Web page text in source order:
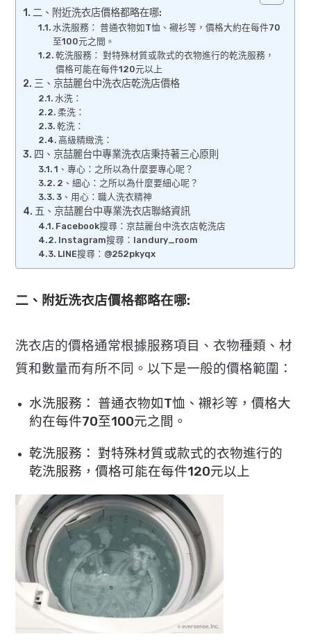
二、附近洗衣店價格都略在哪:
水洗服務： 普通衣物如T恤、襯衫等，價格大約在每件70
至100元之間。
乾洗服務： 對特殊材質或款式的衣物進行的乾洗服務，
價格可能在每件120元以上
三、京喆麗台中洗衣店乾洗店價格
水洗：
柔洗：
乾洗：
高級精緻洗：
四、京喆麗台中專業洗衣店秉持著三心原則
1、專心：之所以為什麼要專心呢？
2、細心：之所以為什麼要細心呢？
3、用心：職人洗衣精神
五、京喆麗台中專業洗衣店聯絡資訊
Facebook搜尋：京喆麗台中洗衣店乾洗店
Instagram搜尋：landury_room
LINE搜尋：@252pkyqx
二、附近洗衣店價格都略在哪:
洗衣店的價格通常根據服務項目、衣物種類、材
質和數量而有所不同。以下是一般的價格範圍：
水洗服務： 普通衣物如T恤、襯衫等，價格大
約在每件70至100元之間。
乾洗服務： 對特殊材質或款式的衣物進行的
乾洗服務，價格可能在每件120元以上